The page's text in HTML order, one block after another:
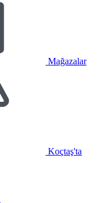
Mağazalar
Koçtaş'ta